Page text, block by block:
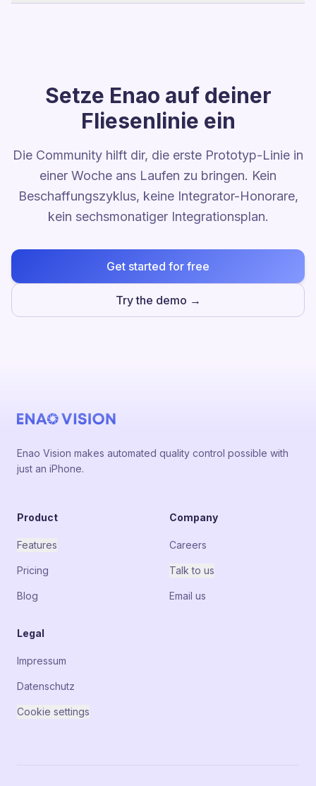
Setze Enao auf deiner
Fliesenlinie ein
Die Community hilft dir, die erste Prototyp-Linie in
einer Woche ans Laufen zu bringen. Kein
Beschaffungszyklus, keine Integrator-Honorare,
kein sechsmonatiger Integrationsplan.
Get started for free
Try the demo →
Enao Vision makes automated quality control possible with
just an iPhone.
Product
Features
Pricing
Blog
Company
Careers
Talk to us
Email us
Legal
Impressum
Datenschutz
Cookie settings